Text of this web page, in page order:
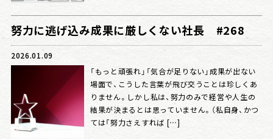
努力に逃げ込み成果に厳しくない社長 #268
2026.01.09
「もっと頑張れ」「気合が足りない」成果が出ない
場面で、こうした言葉が飛び交うことは珍しくあ
りません。しかし私は、努力のみで経営や人生の
結果が決まるとは思っていません。（私自身、かつ
ては「努力さえすれば […]